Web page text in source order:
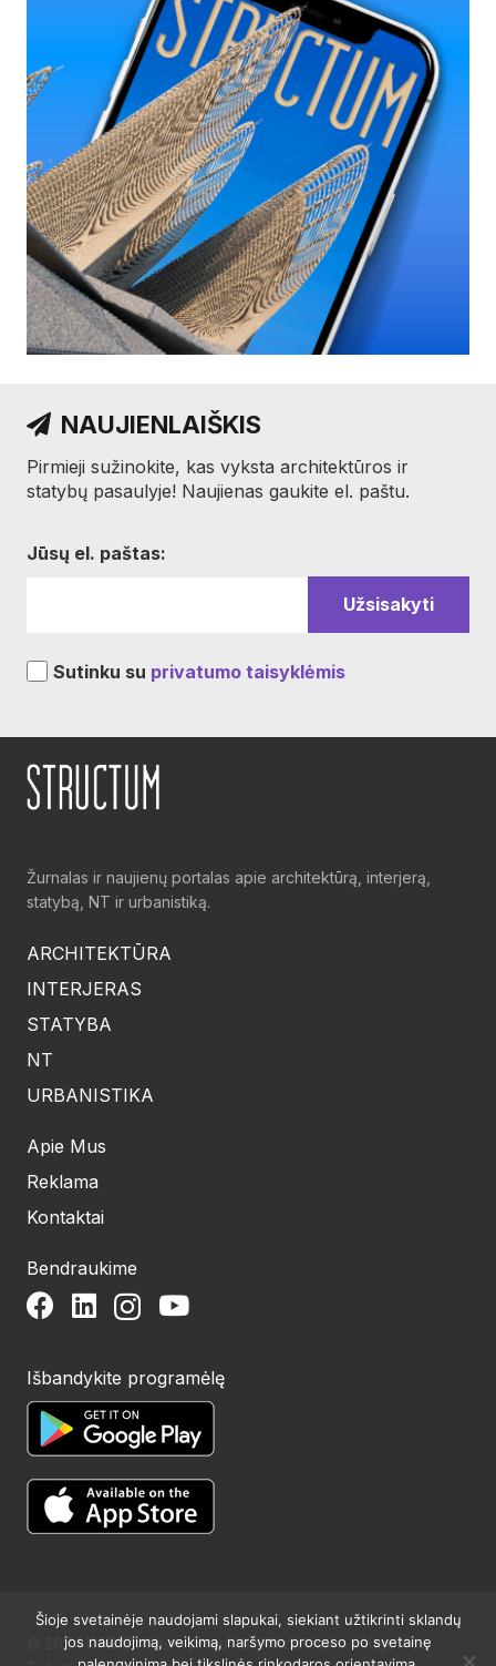
NAUJIENLAIŠKIS
Pirmieji sužinokite, kas vyksta architektūros ir
statybų pasaulyje! Naujienas gaukite el. paštu.
Jūsų el. paštas:
Sutinku su privatumo taisyklėmis
Žurnalas ir naujienų portalas apie architektūrą, interjerą,
statybą, NT ir urbanistiką.
ARCHITEKTŪRA
INTERJERAS
STATYBA
NT
URBANISTIKA
Apie Mus
Reklama
Kontaktai
Bendraukime
Išbandykite programėlę
© 2024 UAB Structum projektai. Visos teisės saugomos.
Šioje svetainėje naudojami slapukai, siekiant užtikrinti sklandų
jos naudojimą, veikimą, naršymo proceso po svetainę